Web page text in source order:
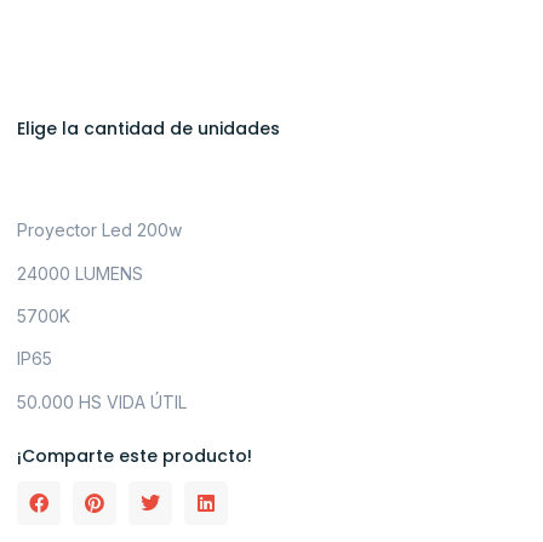
Elige la cantidad de unidades
Proyector Led 200w
24000 LUMENS
5700K
IP65
50.000 HS VIDA ÚTIL
¡Comparte este producto!